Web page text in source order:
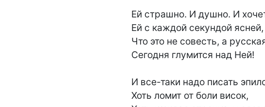
Ей страшно. И душно. И
Ей с каждой секундой ясней,
Что это не совесть, а
Сегодня глумится над Ней!
И все-таки надо писать
Хоть ломит от боли висок,